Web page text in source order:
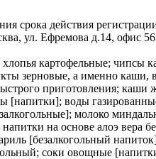
срока действия
ул. Ефремова д.14, офис
картофельные; чипсы
зерновые, а именно каши,
приготовления;
[напитки]; воды
молоко
на основе алоэ вера
[безалкогольный
соки овощные